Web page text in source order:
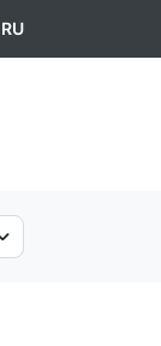
RU